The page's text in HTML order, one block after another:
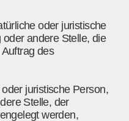
oder juristische
andere Stelle, die
des
juristische Person,
Stelle, der
werden,